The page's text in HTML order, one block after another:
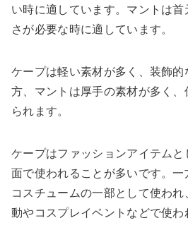
い時に適しています。マントは
さが必要な時に適しています。
ケープは軽い素材が多く、装飾
方、マントは厚手の素材が多く
られます。
ケープはファッションアイテム
面で使われることが多いです。
コスチュームの一部として使わ
動やコスプレイベントなどで使わ